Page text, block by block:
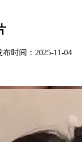
布时间：2025-11-04